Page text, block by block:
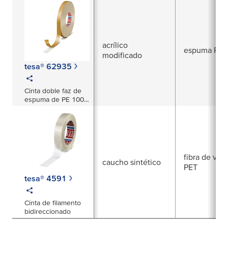
de 2000µm
tesa® 62935
Cinta doble faz de
espuma de PE 1000
acrílico
modificado
espuma PE
tesa® 4591
Cinta de filamento
bidireccionado
caucho sintético
fibra de
PET